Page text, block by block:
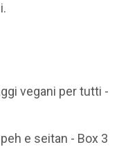
vegani per tutti -
e seitan - Box 3